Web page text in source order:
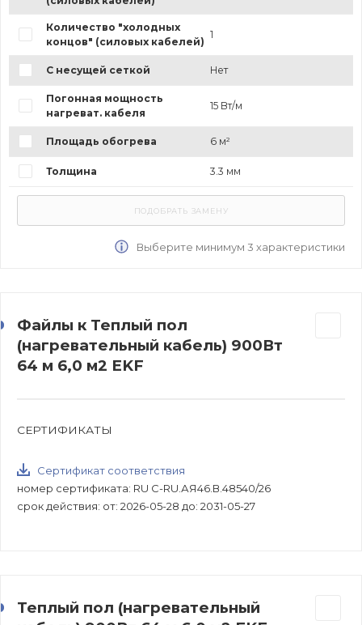
Количество "холодных
концов" (силовых кабелей)
1
С несущей сеткой Нет
Погонная мощность
нагреват. кабеля
15 Вт/м
Площадь обогрева 6 м²
Толщина 3.3 мм
Выберите минимум 3 характеристики
Файлы к Теплый пол
(нагревательный кабель) 900Вт
64 м 6,0 м2 EKF
СЕРТИФИКАТЫ
Сертификат соответствия
номер сертификата: RU С-RU.АЯ46.В.48540/26
срок действия: от: 2026-05-28 до: 2031-05-27
Теплый пол (нагревательный